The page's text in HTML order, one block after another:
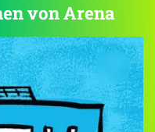
von Arena